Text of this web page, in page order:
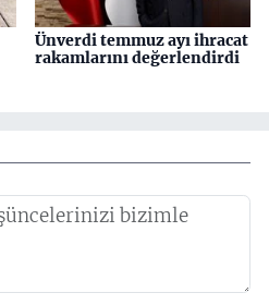
Ünverdi temmuz ayı ihracat
rakamlarını değerlendirdi